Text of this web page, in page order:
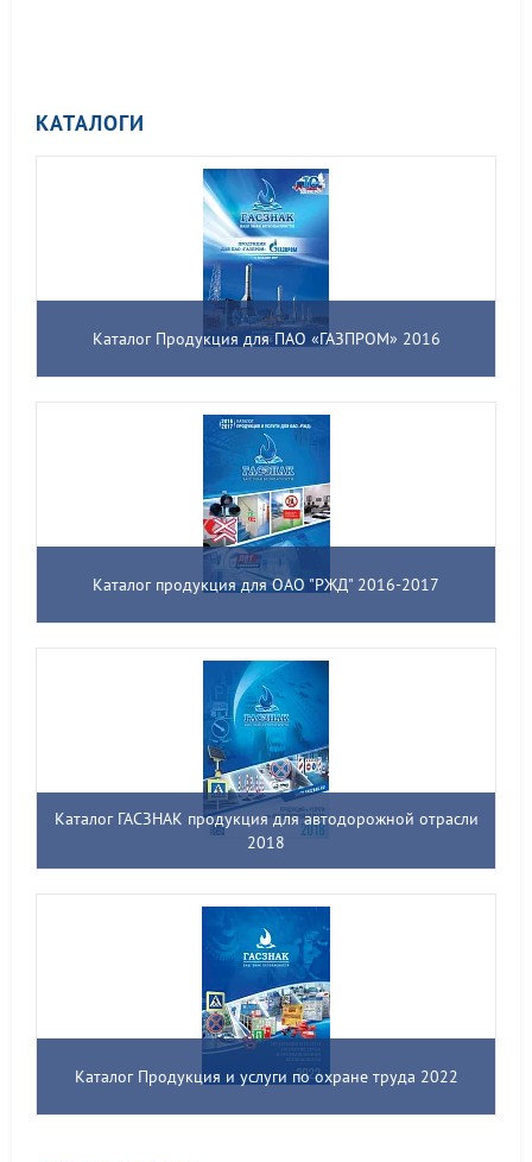
КАТАЛОГИ
Каталог Продукция для ПАО «ГАЗПРОМ» 2016
Каталог продукция для ОАО "РЖД" 2016-2017
Каталог ГАСЗНАК продукция для автодорожной отрасли
2018
Каталог Продукция и услуги по охране труда 2022